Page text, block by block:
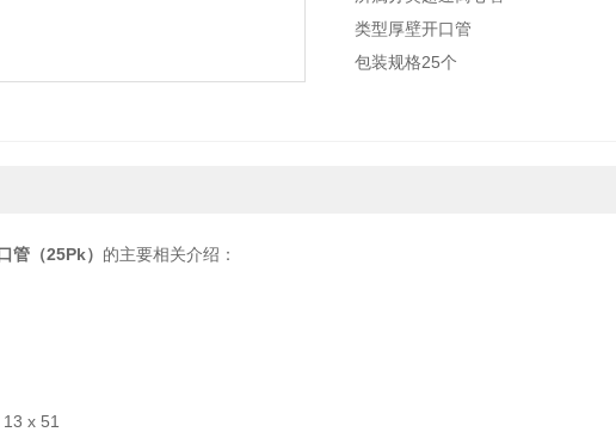
类型厚壁开口管
包装规格25个
管（25Pk） 的主要相关介绍：
x 51